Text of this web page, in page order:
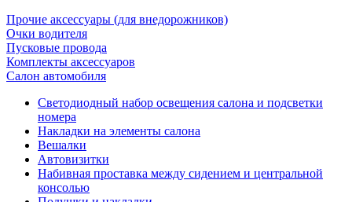
Прочие аксессуары (для внедорожников)
Очки водителя
Пусковые провода
Комплекты аксессуаров
Салон автомобиля
Светодиодный набор освещения салона и подсветки
номера
Накладки на элементы салона
Вешалки
Автовизитки
Набивная проставка между сидением и центральной
консолью